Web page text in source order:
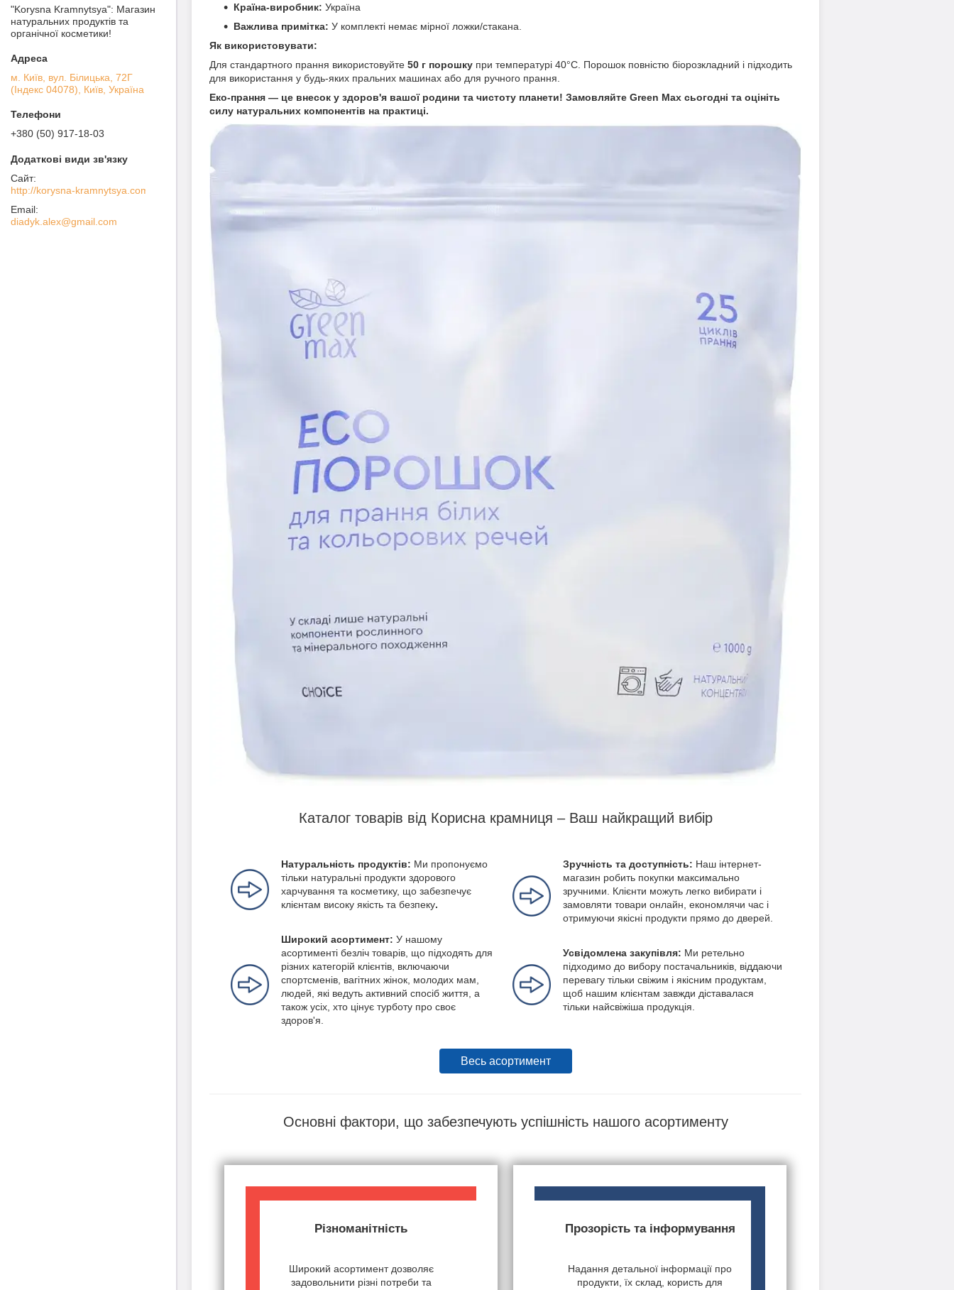
Країна-виробник: Україна
Важлива примітка: У комплекті немає мірної ложки/стакана.
Як використовувати:
Для стандартного прання використовуйте 50 г порошку при температурі 40°C. Порошок повністю біорозкладний і підходить
для використання у будь-яких пральних машинах або для ручного прання.
Еко-прання — це внесок у здоров'я вашої родини та чистоту планети! Замовляйте Green Max сьогодні та оцініть
силу натуральних компонентів на практиці.
Каталог товарів від Корисна крамниця – Ваш найкращий вибір
Натуральність продуктів: Ми пропонуємо
тільки натуральні продукти здорового
харчування та косметику, що забезпечує
клієнтам високу якість та безпеку.
Широкий асортимент: У нашому
асортименті безліч товарів, що підходять для
різних категорій клієнтів, включаючи
спортсменів, вагітних жінок, молодих мам,
людей, які ведуть активний спосіб життя, а
також усіх, хто цінує турботу про своє
здоров'я.
Зручність та доступність: Наш інтернет-
магазин робить покупки максимально
зручними. Клієнти можуть легко вибирати і
замовляти товари онлайн, економлячи час і
отримуючи якісні продукти прямо до дверей.
Усвідомлена закупівля: Ми ретельно
підходимо до вибору постачальників, віддаючи
перевагу тільки свіжим і якісним продуктам,
щоб нашим клієнтам завжди діставалася
тільки найсвіжіша продукція.
Весь асортимент
Основні фактори, що забезпечують успішність нашого асортименту
Різноманітність
Широкий асортимент дозволяє
задовольнити різні потреби та
Прозорість та інформування
Надання детальної інформації про
продукти, їх склад, користь для
"Korysna Kramnytsya": Магазин
натуральних продуктів та
органічної косметики!
м. Київ, вул. Білицька, 72Г
(Індекс 04078), Київ, Україна
+380 (50) 917-18-03
http://korysna-kramnytsya.com
diadyk.alex@gmail.com